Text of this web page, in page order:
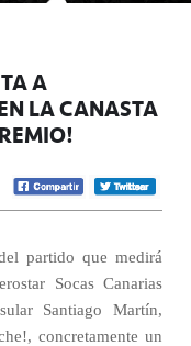
A
LA CANASTA
partido que medirá
Socas Canarias
Santiago Martín,
concretamente un